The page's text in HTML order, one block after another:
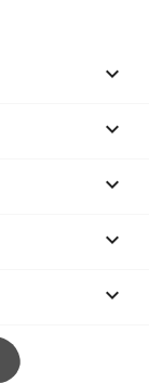



keyboard_arrow_down
